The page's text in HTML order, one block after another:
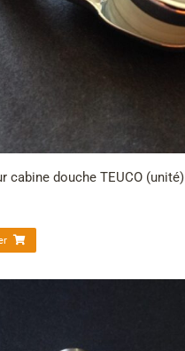
cabine douche TEUCO (unité)